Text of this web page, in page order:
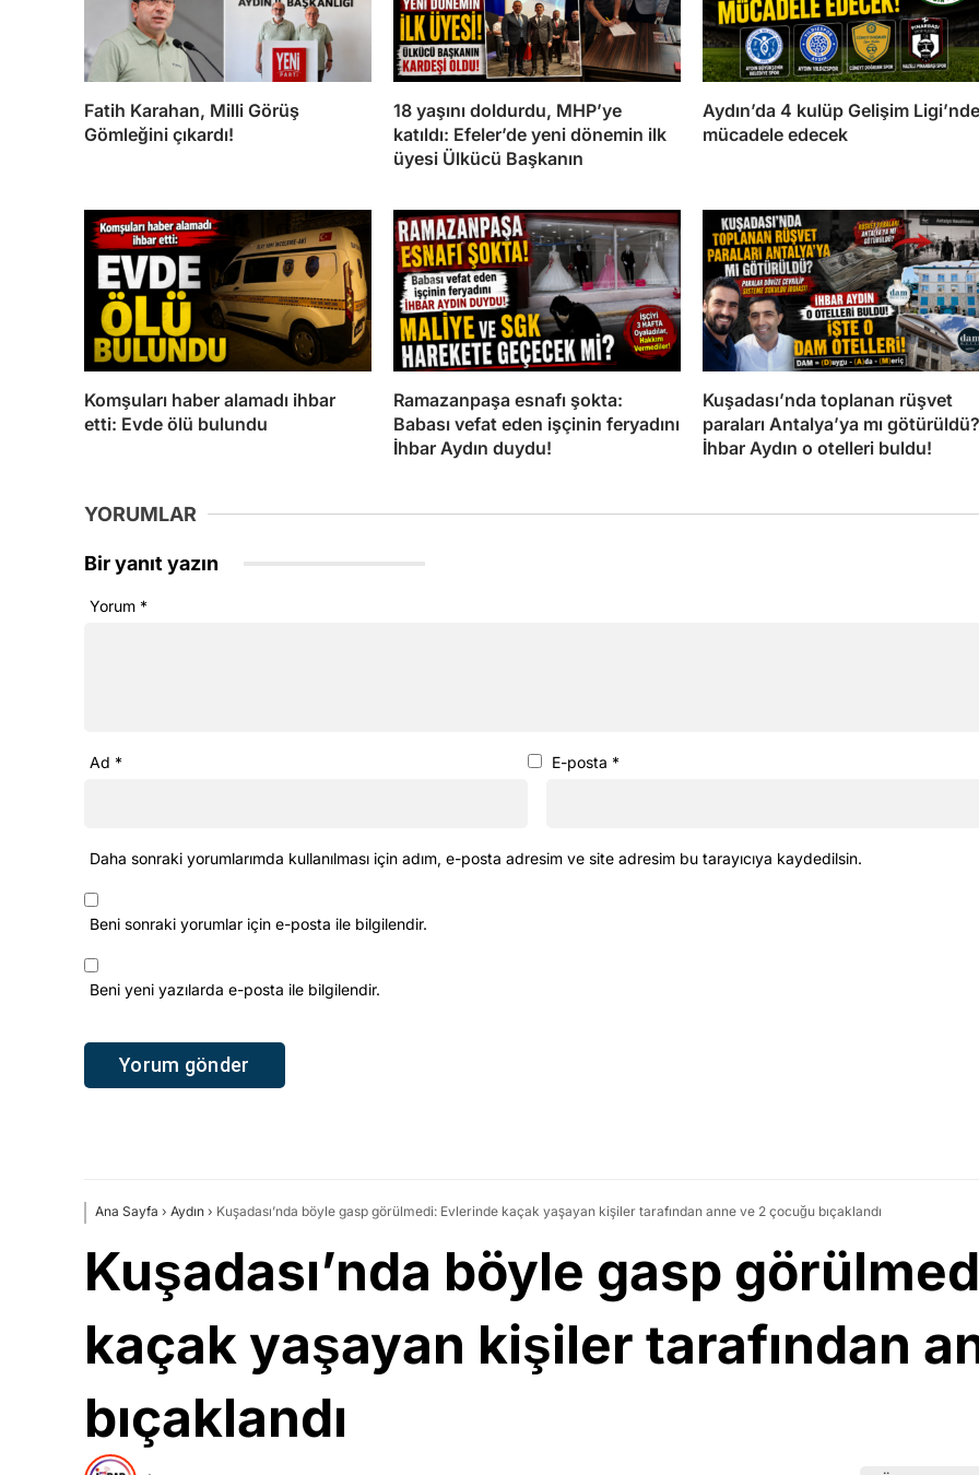
Fatih Karahan, Milli Görüş
Gömleğini çıkardı!
18 yaşını doldurdu, MHP’ye
katıldı: Efeler’de yeni dönemin ilk
üyesi Ülkücü Başkanın
Aydın’da 4 kulüp Gelişim Ligi’nde
mücadele edecek
Komşuları haber alamadı ihbar
etti: Evde ölü bulundu
Ramazanpaşa esnafı şokta:
Babası vefat eden işçinin feryadını
İhbar Aydın duydu!
Kuşadası’nda toplanan rüşvet
paraları Antalya’ya mı götürüldü?
İhbar Aydın o otelleri buldu!
YORUMLAR
Bir yanıt yazın
Yorum *
Ad * E-posta *
Daha sonraki yorumlarımda kullanılması için adım, e-posta adresim ve site adresim bu tarayıcıya kaydedilsin.
Beni sonraki yorumlar için e-posta ile bilgilendir.
Beni yeni yazılarda e-posta ile bilgilendir.
Ana Sayfa › Aydın › Kuşadası’nda böyle gasp görülmedi: Evlerinde kaçak yaşayan kişiler tarafından anne ve 2 çocuğu bıçaklandı
Kuşadası’nda böyle gasp
kaçak yaşayan kişiler tarafından
bıçaklandı